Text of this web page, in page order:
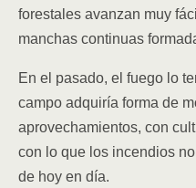
forestales avanzan muy
manchas continuas
En el pasado, el fuego lo
campo adquiría forma de
aprovechamientos, con
con lo que los incendios
de hoy en día.